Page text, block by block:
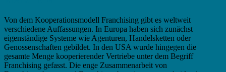
Von dem Kooperationsmodell Franchising gibt es weltweit
verschiedene Auffassungen. In Europa haben sich zunächst
eigenständige Systeme wie Agenturen, Handelsketten oder
Genossenschaften gebildet. In den USA wurde hingegen die
gesamte Menge kooperierender Vertriebe unter dem Begriff
Franchising gefasst. Die enge Zusammenarbeit von